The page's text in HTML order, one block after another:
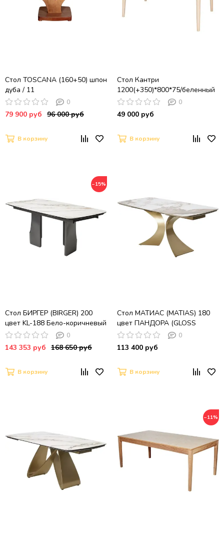
Стол TOSCANA (160+50) шпон
дуба / 11
0
79 900 руб 96 000 руб
В корзину
Стол Кантри
1200(+350)*800*75/беленный
дуб
0
49 000 руб
В корзину
−15%
Стол БИРГЕР (BIRGER) 200
цвет KL-188 Бело-коричневый
мрамор/ Темно-серый,
®DISAUR
0
143 353 руб 168 650 руб
В корзину
Стол МАТИАС (MATIAS) 180
цвет ПАНДОРА (GLOSS
LUXURY PANDORA SOLID
CERAMIC) / ШАМПАНЬ,
®DISAUR
0
113 400 руб
В корзину
−11%